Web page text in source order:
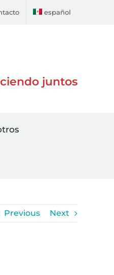
español
juntos
Previous Next